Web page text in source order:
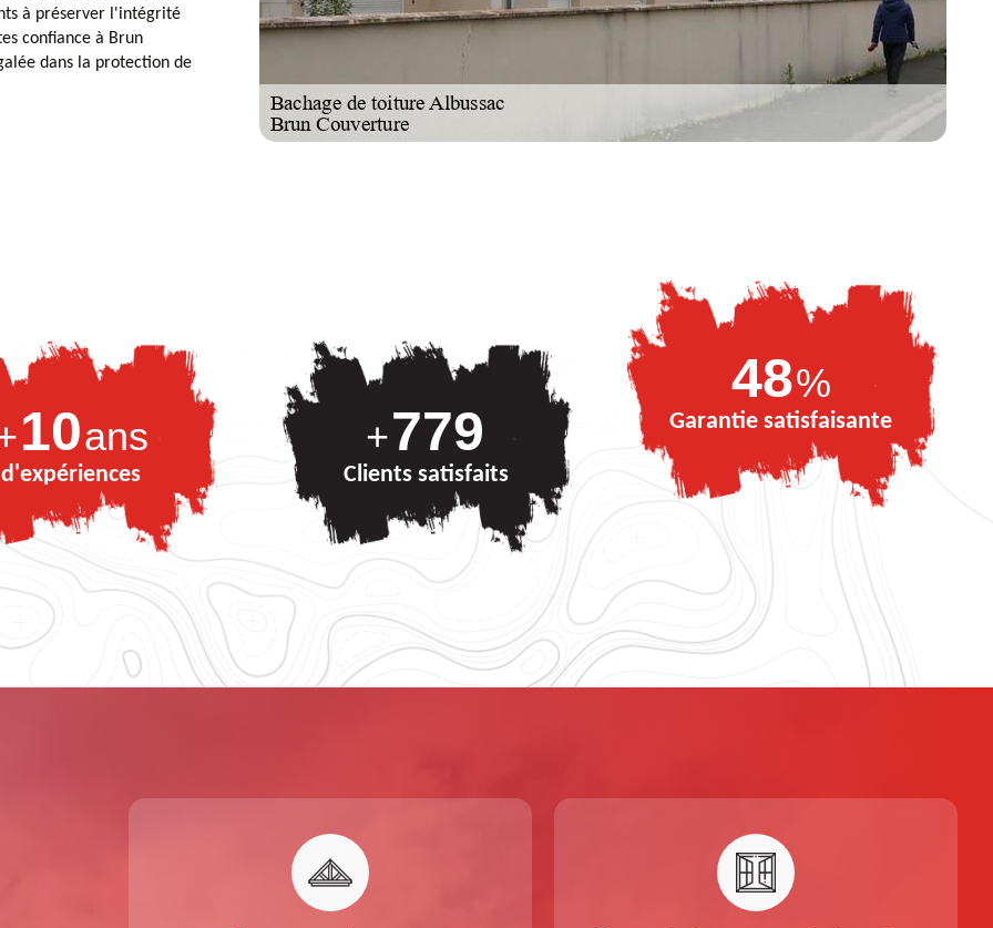
à préserver l'intégrité
confiance à Brun
dans la protection de
10ans
d'expériences
+870
Clients satisfaits
69%
Garantie satisfaisante